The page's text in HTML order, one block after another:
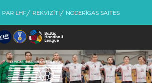
PAR LHF REKVIZĪTI NODERĪGAS SAITES